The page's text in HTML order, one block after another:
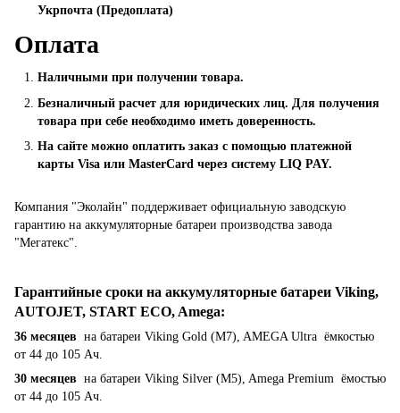
Укрпочта (Предоплата)
Оплата
Наличными при получении товара.
Безналичный расчет для юридических лиц. Для получения
товара при себе необходимо иметь доверенность.
На сайте можно оплатить заказ с помощью платежной
карты Visa или MasterCard через систему LIQ PAY.
Компания "Эколайн" поддерживает официальную заводскую
гарантию на аккумуляторные батареи производства завода
"Мегатекс".
Гарантийные сроки на аккумуляторные батареи Viking,
AUTOJET, START ECO, Amega:
36 месяцев на батареи Viking Gold (M7), AMEGA Ultra ёмкостью
от 44 до 105 Ач.
30 месяцев на батареи Viking Silver (M5), Amega Premium ёмостью
от 44 до 105 Ач.